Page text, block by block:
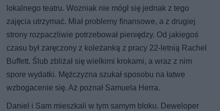
lokalnego teatru. Wozniak nie mógł się jednak z tego
zajęcia utrzymać. Miał problemy finansowe, a z drugiej
strony rozpaczliwie potrzebował pieniędzy. Od jakiegoś
czasu był zaręczony z koleżanką z pracy 22-letnią Rachel
Buffett. Ślub zbliżał się wielkimi krokami, a wraz z nim
spore wydatki. Mężczyzna szukał sposobu na łatwe
wzbogacenie się. Aż poznał Samuela Herra.
Daniel i Sam mieszkali w tym samym bloku. Deweloper